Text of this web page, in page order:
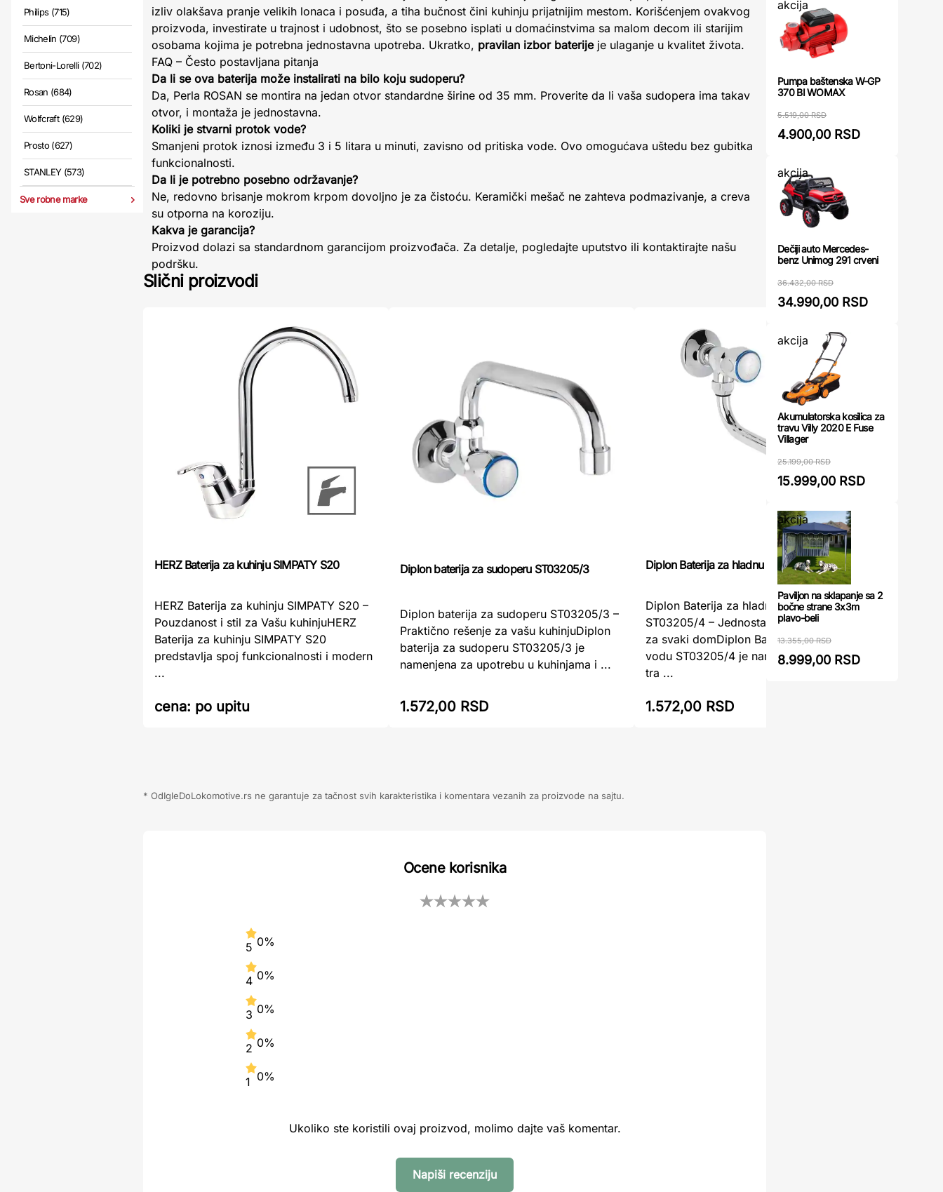
Philips (715)
Michelin (709)
Bertoni-Lorelli (702)
Rosan (684)
Wolfcraft (629)
Prosto (627)
STANLEY (573)
Sve robne marke
izliv olakšava pranje velikih lonaca i posuđa, a tiha bučnost čini kuhinju prijatnijim mestom. Korišćenjem ovakvog
proizvoda, investirate u trajnost i udobnost, što se posebno isplati u domaćinstvima sa malom decom ili starijim
osobama kojima je potrebna jednostavna upotreba. Ukratko, pravilan izbor baterijeje ulaganje u kvalitet života.
FAQ – Često postavljana pitanja
Da li se ova baterija može instalirati na bilo koju sudoperu?
Da, Perla ROSAN se montira na jedan otvor standardne širine od 35 mm. Proverite da li vaša sudopera ima takav
otvor, i montaža je jednostavna.
Koliki je stvarni protok vode?
Smanjeni protok iznosi između 3 i 5 litara u minuti, zavisno od pritiska vode. Ovo omogućava uštedu bez gubitka
funkcionalnosti.
Da li je potrebno posebno održavanje?
Ne, redovno brisanje mokrom krpom dovoljno je za čistoću. Keramički mešač ne zahteva podmazivanje, a creva
su otporna na koroziju.
Kakva je garancija?
Proizvod dolazi sa standardnom garancijom proizvođača. Za detalje, pogledajte uputstvo ili kontaktirajte našu
podršku.
Slični proizvodi
HERZ Baterija za kuhinju SIMPATY S20
HERZ Baterija za kuhinju SIMPATY S20 –
Pouzdanost i stil za Vašu kuhinjuHERZ
Baterija za kuhinju SIMPATY S20
predstavlja spoj funkcionalnosti i modern
...
cena: po upitu
Diplon baterija za sudoperu ST03205/3
Diplon baterija za sudoperu ST03205/3 –
Praktično rešenje za vašu kuhinjuDiplon
baterija za sudoperu ST03205/3 je
namenjena za upotrebu u kuhinjama i ...
1.572,00 RSD
Diplon Baterija za hladnu vodu ST03205/4
Diplon Baterija za hladnu vodu
ST03205/4 – Jednostavnost i efikasnost
za svaki domDiplon Baterija za hladnu
vodu ST03205/4 je namenjena svima koji
tra ...
1.572,00 RSD
* OdIgleDoLokomotive.rs ne garantuje za tačnost svih karakteristika i komentara vezanih za proizvode na sajtu.
Ocene korisnika
5 0%
4 0%
3 0%
2 0%
1 0%
Ukoliko ste koristili ovaj proizvod, molimo dajte vaš komentar.
Napiši recenziju
akcija
Pumpa baštenska W-GP
370 BI WOMAX
5.519,00 RSD
4.900,00 RSD
akcija
Dečiji auto Mercedes-
benz Unimog 291 crveni
36.432,00 RSD
34.990,00 RSD
akcija
Akumulatorska kosilica za
travu Villy 2020 E Fuse
Villager
25.199,00 RSD
15.999,00 RSD
akcija
Paviljon na sklapanje sa 2
bočne strane 3x3m
plavo-beli
13.355,00 RSD
8.999,00 RSD